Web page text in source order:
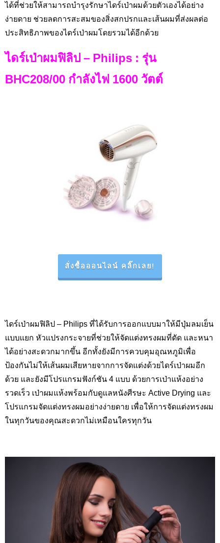
ได้ที่ช่วยให้สามารถบำรุงรักษาไดร์เป่าผมด้วยตัวเองได้อย่าง
ง่ายดาย ช่วยลดการสะสมของสิ่งสกปรกและเส้นผมที่ส่งผลต่อ
ประสิทธิภาพของไดร์เป่าผมโดยรวมได้อีกด้วย
ไดร์เป่าผมฟิลิป – Philips : รุ่น
BHC208/00 กำลังไฟ 1600 วัตต์
สั่งซื้อออนไลน์ คลิ๊กเลย!
ไดร์เป่าผมฟิลิป – Philips ที่ได้รับการออกแบบมาให้มีปุ่มลมเย็น
แบบแยก หัวแปรงกระจายที่ช่วยให้จัดแต่งทรงผมที่ดัด และหนา
ได้อย่างสะดวกมากขึ้น อีกทั้งยังมีการควบคุมอุณหภูมิเพื่อ
ป้องกันไม่ให้เส้นผมเสียหายจากการจัดแต่งด้วยไดร์เป่าผมอีก
ด้วย และยังมีโปรแกรมฟังก์ชัน 4 แบบ ด้วยการเป่าแห้งอย่าง
รวดเร็ว เป่าผมแห้งพร้อมกับดูแลหนังศีรษะ Active Drying และ
โปรแกรมจัดแต่งทรงผมอย่างง่ายดาย เพื่อให้การจัดแต่งทรงผม
ในทุกวันของคุณสะดวกไม่เหมือนใครทุกวัน